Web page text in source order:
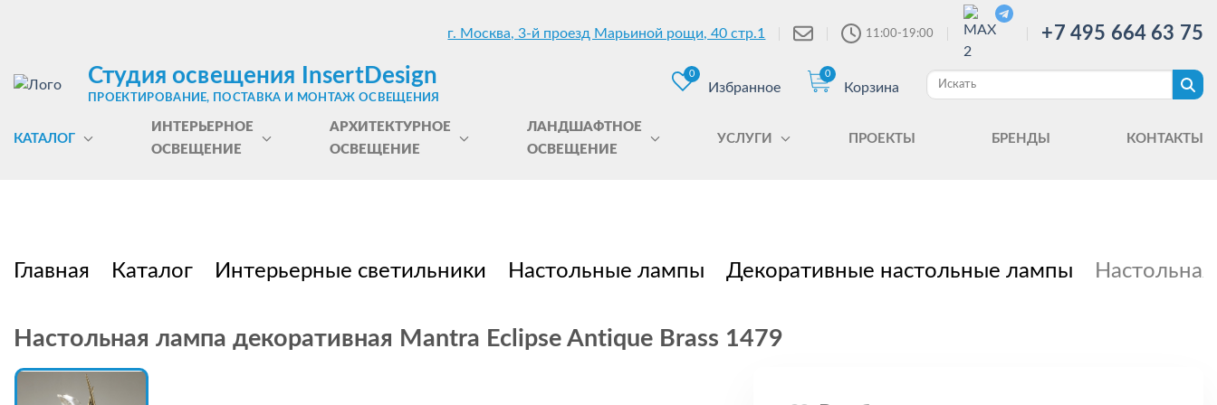
г. Москва, 3-й проезд Марьиной рощи, 40 стр.1 11:00-19:00 +7 495 664 63 75
Студия освещения InsertDesign
ПРОЕКТИРОВАНИЕ, ПОСТАВКА И МОНТАЖ ОСВЕЩЕНИЯ
0
Избранное
0
Корзина
КАТАЛОГ
ИНТЕРЬЕРНОЕ
ОСВЕЩЕНИЕ
АРХИТЕКТУРНОЕ
ОСВЕЩЕНИЕ
ЛАНДШАФТНОЕ
ОСВЕЩЕНИЕ
УСЛУГИ ПРОЕКТЫ БРЕНДЫ КОНТАКТЫ
Главная Каталог Интерьерные светильники Настольные лампы Декоративные настольные лампы
Настольная лампа декоративная Mantra Eclipse Antique Brass 1479